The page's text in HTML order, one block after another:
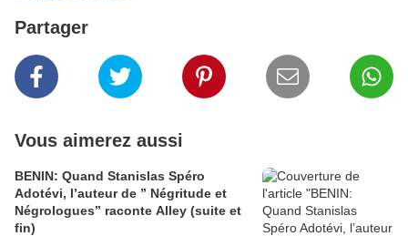
Partager
Vous aimerez aussi
BENIN: Quand Stanislas Spéro
Adotévi, l’auteur de ” Négritude et
Négrologues” raconte Alley (suite et
fin)